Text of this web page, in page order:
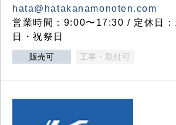
hata@hatakanamonoten.com
営業時間：9:00〜17:30 / 定休日：
日・祝祭日
販売可 工事・取付可